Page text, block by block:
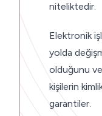
niteliktedir.
Elektronik
yolda
olduğunu
kişilerin
garantiler.